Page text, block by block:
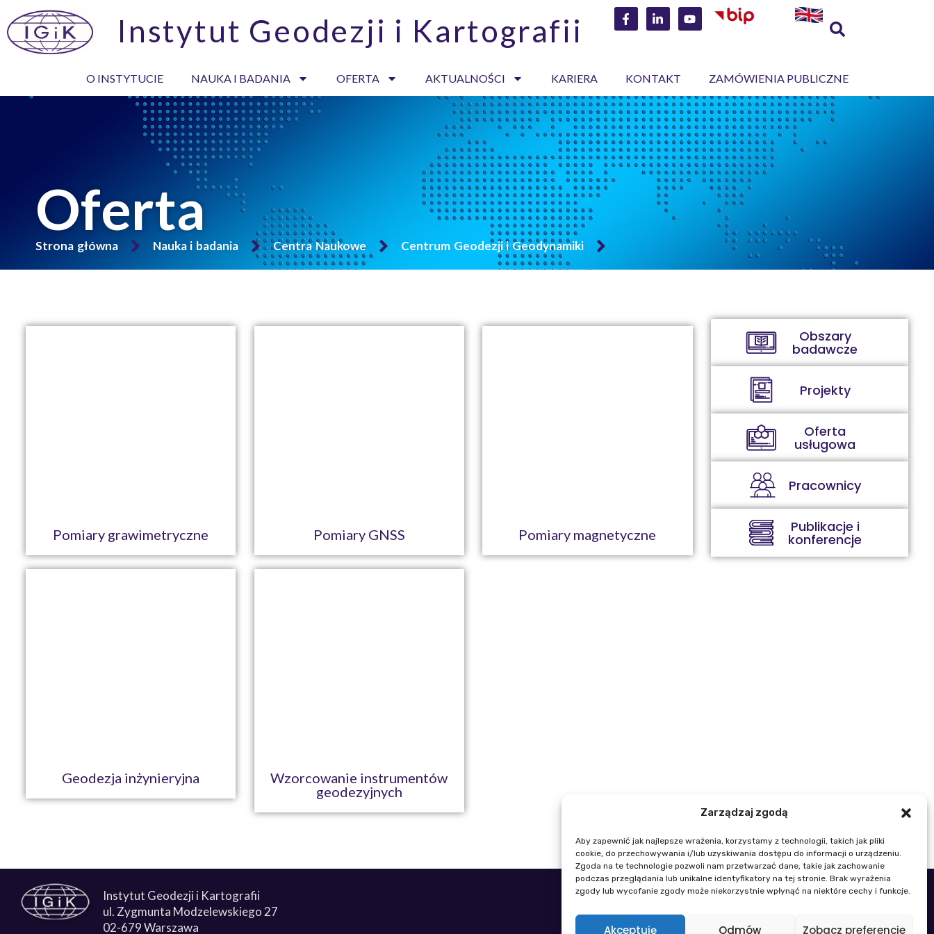
Zarządzaj zgodą
Aby zapewnić jak najlepsze wrażenia, korzystamy z technologii, takich jak pliki
cookie, do przechowywania i/lub uzyskiwania dostępu do informacji o urządzeniu.
Zgoda na te technologie pozwoli nam przetwarzać dane, takie jak zachowanie
podczas przeglądania lub unikalne identyfikatory na tej stronie. Brak wyrażenia
zgody lub wycofanie zgody może niekorzystnie wpłynąć na niektóre cechy i funkcje.
Akceptuję Odmów Zobacz preferencje
Instytut Geodezji i Kartografii
O INSTYTUCIE NAUKA I BADANIA OFERTA AKTUALNOŚCI KARIERA KONTAKT ZAMÓWIENIA PUBLICZNE
Oferta
Strona główna Nauka i badania Centra Naukowe Centrum Geodezji i Geodynamiki
Pomiary grawimetryczne Pomiary GNSS Pomiary magnetyczne
Geodezja inżynieryjna
Wzorcowanie instrumentów
geodezyjnych
Obszary
badawcze
Projekty
Oferta
usługowa
Pracownicy
Publikacje i
konferencje
Instytut Geodezji i Kartografii
ul. Zygmunta Modzelewskiego 27
02-679 Warszawa
E-mail: igik@igik.edu.pl